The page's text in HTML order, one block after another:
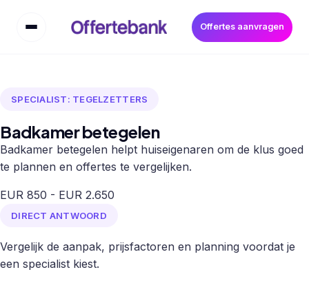
Offertes aanvragen
SPECIALIST: TEGELZETTERS
Badkamer betegelen
Badkamer betegelen helpt huiseigenaren om de klus goed
te plannen en offertes te vergelijken.
EUR 850 - EUR 2.650
DIRECT ANTWOORD
Vergelijk de aanpak, prijsfactoren en planning voordat je
een specialist kiest.